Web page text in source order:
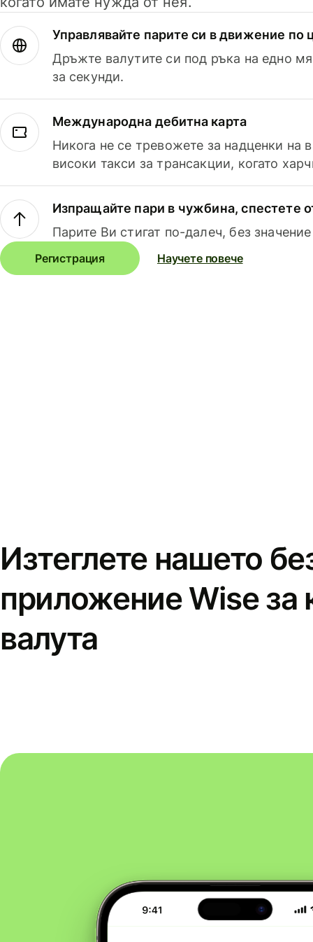
Управлявайте парите си в движение по
Дръжте валутите си под ръка на едно
за секунди.
Международна дебитна карта
Никога не се тревожете за надценки на
високи такси за трансакции, когато
Изпращайте пари в чужбина, спестете
Парите Ви стигат по-далеч, без
Регистрация Научете повече
Изтеглете нашето
приложение Wise за
валута